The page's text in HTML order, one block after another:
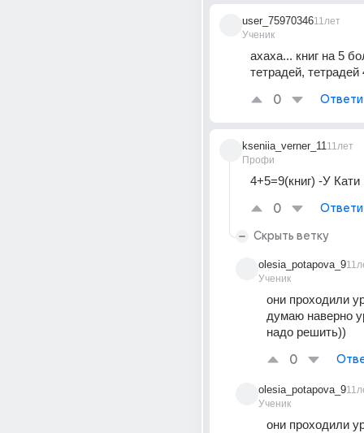
user_75970346
Ученик
11лет
ахаха... книг на 5
тетрадей, тетрадей
0
kseniia_verner_11
Профи
11лет
4+5=9(книг) -У Кати
0
Скрыть ветку
olesia_potapova_9
Ученик
они проходили
думаю наверно
надо решить))
0
olesia_potapova_9
Ученик
они проходили